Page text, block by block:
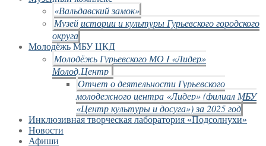
«Вальдавский замок»
Музей истории и культуры Гурьевского городского
округа
Молодёжь МБУ ЦКД
Молодёжь Гурьевского МО I «Лидер»
Молод.Центр
Отчет о деятельности Гурьевского
молодежного центра «Лидер» (филиал МБУ
«Центр культуры и досуга») за 2025 год
Инклюзивная творческая лаборатория «Подсолнухи»
Новости
Афиши